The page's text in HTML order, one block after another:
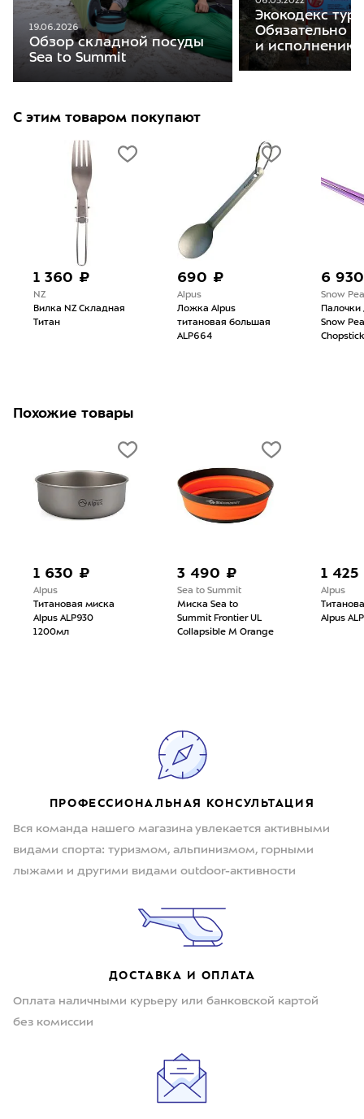
19.06.2026
Обзор складной посуды
Sea to Summit
Экокодекс
Обязательно
и исполнению
С этим товаром покупают
1 360 ₽
NZ
Вилка NZ Складная
Титан
690 ₽
Alpus
Ложка Alpus
титановая большая
ALP664
6
Snow
Палочки
Snow
Похожие товары
1 630 ₽
Alpus
Титановая миска
Alpus ALP930
1200мл
3 490 ₽
Sea to Summit
Миска Sea to
Summit Frontier UL
Collapsible M Orange
1
Alpus
Alpus
ПРОФЕССИОНАЛЬНАЯ КОНСУЛЬТАЦИЯ
Вся команда нашего магазина увлекается активными
видами спорта: туризмом, альпинизмом, горными
лыжами и другими видами outdoor-активности
ДОСТАВКА И ОПЛАТА
Оплата наличными курьеру или банковской картой
без комиссии